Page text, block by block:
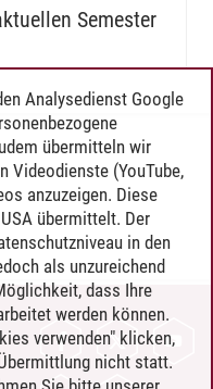
Semester
Analysedienst Google
übermitteln wir
Videodienste (YouTube,
anzuzeigen. Diese
übermittelt. Der
in den
als unzureichend
dass Ihre
werden können.
verwenden" klicken,
nicht statt.